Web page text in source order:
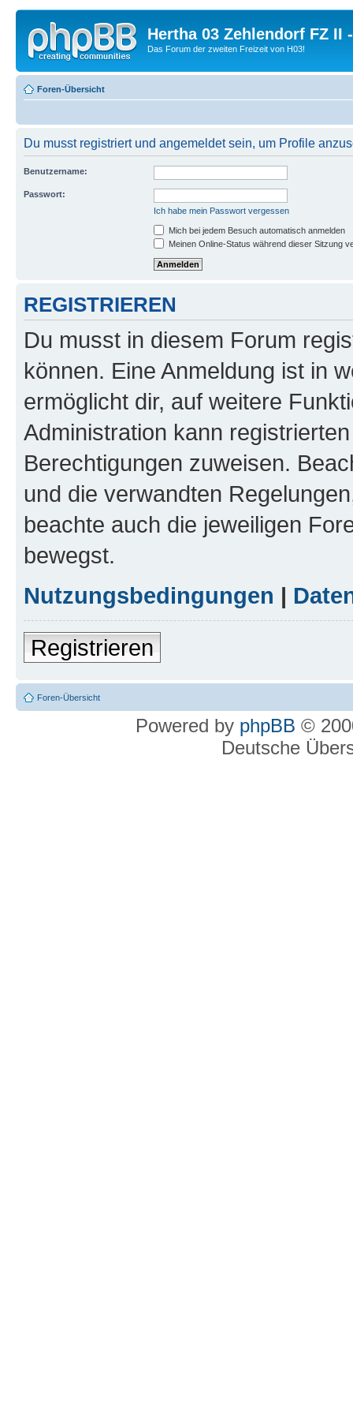
Hertha 03 Zehlendorf FZ II
Das Forum der zweiten Freizeit von H03!
Foren-Übersicht
Du musst registriert und angemeldet sein, um Profile
Benutzername:
Passwort:
Ich habe mein Passwort vergessen
Mich bei jedem Besuch automatisch anmelden
Meinen Online-Status während dieser Sitzung
REGISTRIEREN
Du musst in diesem Forum
können. Eine Anmeldung ist in
ermöglicht dir, auf weitere
Administration kann
Berechtigungen zuweisen.
und die verwandten
beachte auch die jeweiligen
bewegst.
Nutzungsbedingungen |
Registrieren
Foren-Übersicht
Powered by phpBB ©
Deutsche